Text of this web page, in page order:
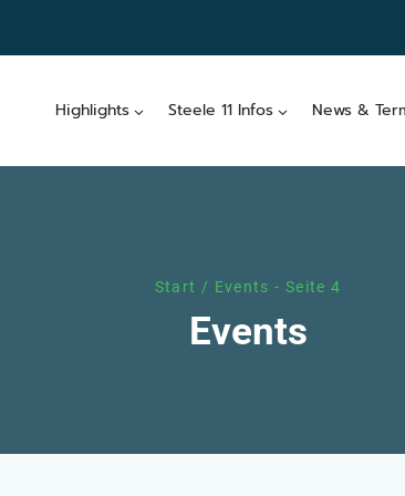
Highlights Steele 11 Infos News &
Start / Events - Seite 4
Events